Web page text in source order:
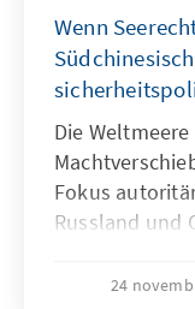
Produkte
Strukturen
Wenn
Die
Fokus
Russland und
formen –
24